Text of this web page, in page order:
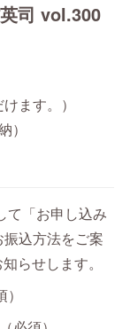
司 vol.300
ます。）
）
「お申し込み
込方法をご案
らせします。